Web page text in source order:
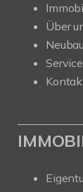
Über
Service